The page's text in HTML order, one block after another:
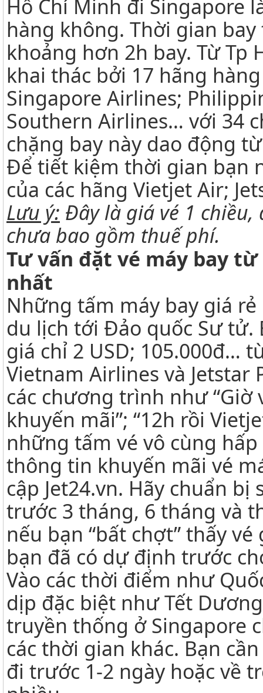
Hồ Chí Minh đi Singapore
hàng không. Thời gian
khoảng hơn 2h bay. Từ Tp
khai thác bởi 17 hãng
Singapore Airlines;
Southern Airlines… với 34
chặng bay này dao động từ
Để tiết kiệm thời gian bạn
của các hãng Vietjet Air;
Lưu ý: Đây là giá vé 1
chưa bao gồm thuế phí.
Tư vấn đặt vé máy bay
nhất
Những tấm máy bay giá
du lịch tới Đảo quốc Sư tử.
giá chỉ 2 USD; 105.000đ…
Vietnam Airlines và Jetstar
các chương trình như “Giờ
khuyến mãi”; “12h rồi
những tấm vé vô cùng
thông tin khuyến mãi vé
cập Jet24.vn. Hãy chuẩn
trước 3 tháng, 6 tháng và
nếu bạn “bất chợt” thấy
bạn đã có dự định trước
Vào các thời điểm như
dịp đặc biệt như Tết
truyền thống ở Singapore
các thời gian khác. Bạn
đi trước 1-2 ngày hoặc về